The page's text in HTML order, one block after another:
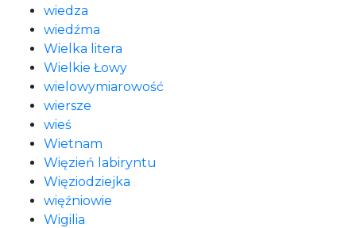
wiedza
wiedźma
Wielka litera
Wielkie Łowy
wielowymiarowość
wiersze
wieś
Wietnam
Więzień labiryntu
Więziodziejka
więźniowie
Wigilia